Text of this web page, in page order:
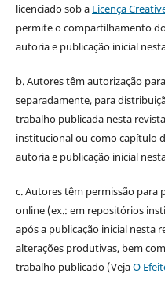
licenciado sob a Licença
permite o compartilhamento
autoria e publicação inicial
b. Autores têm autorização
separadamente, para
trabalho publicada nesta
institucional ou como capítulo
autoria e publicação inicial
c. Autores têm permissão
online (ex.: em repositórios
após a publicação inicial nesta
alterações produtivas, bem
trabalho publicado (VejaO